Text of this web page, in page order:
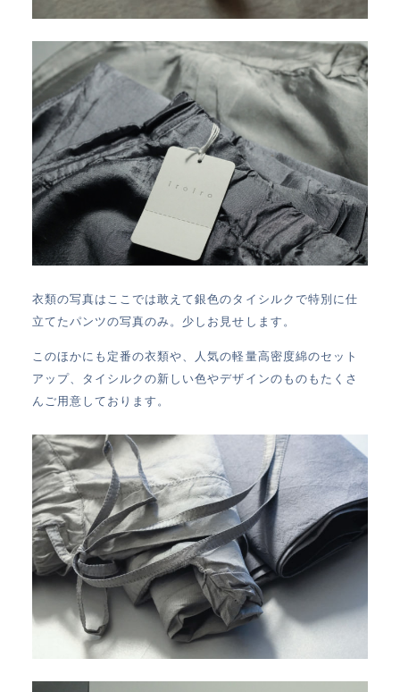
衣類の写真はここでは敢えて銀色のタイシルクで特別に仕
立てたパンツの写真のみ。少しお見せします。
このほかにも定番の衣類や、人気の軽量高密度綿のセット
アップ、タイシルクの新しい色やデザインのものもたくさ
んご用意しております。